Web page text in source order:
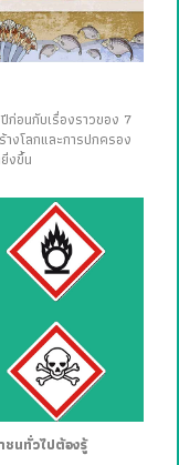
อนกับเรื่องราวของ 7
งโลกและการปกครอง
งขึ้น
นทั่วไปต้องรู้